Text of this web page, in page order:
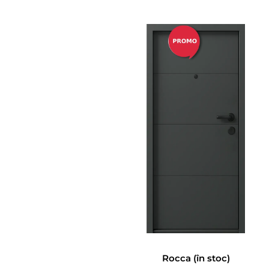
Rocca (în stoc)